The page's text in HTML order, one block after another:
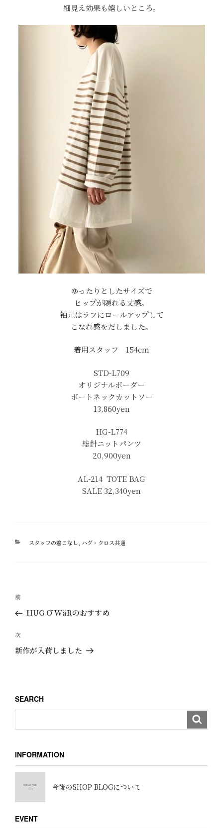
細見え効果も嬉しいところ。
ゆったりとしたサイズで
ヒップが隠れる丈感。
袖元はラフにロールアップして
こなれ感をだしました。
着用スタッフ 154cm
STD-L709
オリジナルボーダー
ボートネックカットソー
13,860yen
HG-L774
総針ニットパンツ
20,900yen
AL-214 TOTE BAG
SALE 32,340yen
カ
スタッフの着こなし, ハグ・クロス共通
投
ナ
ビ
ゲ
ン
過
去
投
稿
前
HUG Ō WäRのおすすめ
次
の
次
新作が入荷しました
SEARCH
INFORMATION
今後のSHOP BLOGについて
EVENT